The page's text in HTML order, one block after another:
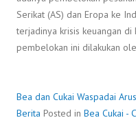
Serikat (AS) dan Eropa ke
terjadinya krisis keuangan di
pembelokan ini dilakukan
Bea dan Cukai Waspadai
Berita Posted in Bea Cukai -